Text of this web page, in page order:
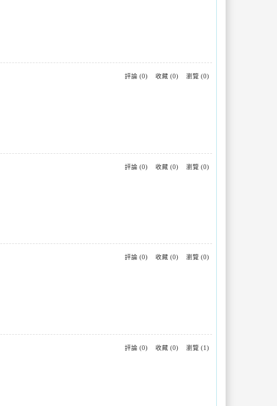
評論 (0) 收藏 (0) 瀏覽 (0)
評論 (0) 收藏 (0) 瀏覽 (0)
評論 (0) 收藏 (0) 瀏覽 (0)
評論 (0) 收藏 (0) 瀏覽 (1)